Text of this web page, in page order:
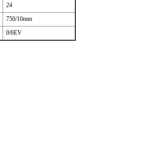
24
750/10mm
0/6EV